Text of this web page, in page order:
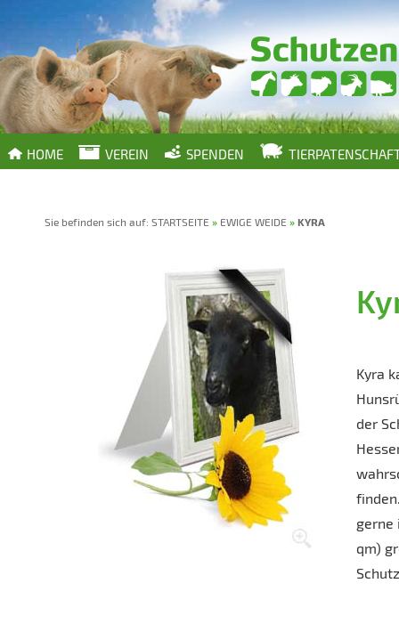
HOME VEREIN SPENDEN
Sie befinden sich auf: STARTSEITE » EWIGE WEIDE » KYRA
Kyra
der
gerne
qm)